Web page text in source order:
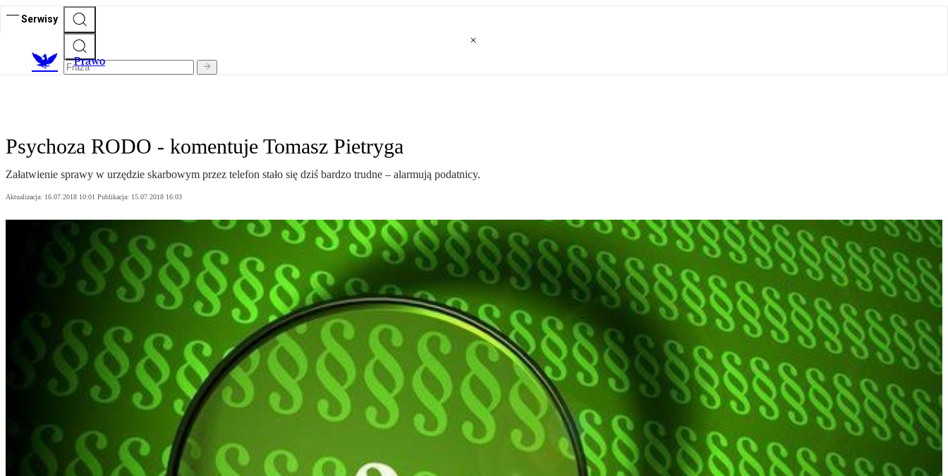
Serwisy
Prawo
Psychoza RODO - komentuje Tomasz Pietryga
Załatwienie sprawy w urzędzie skarbowym przez telefon stało się dziś bardzo trudne – alarmują podatnicy.
Aktualizacja: 16.07.2018 10:01 Publikacja: 15.07.2018 16:03